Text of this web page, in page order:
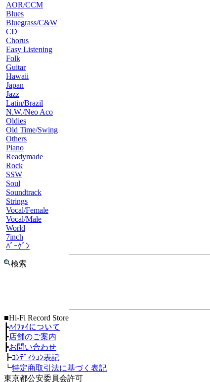
AOR/CCM
Blues
Bluegrass/C&W
CD
Chorus
Easy Listening
Folk
Guitar
Hawaii
Japan
Jazz
Latin/Brazil
N.W./Neo Aco
Oldies
Old Time/Swing
Others
Piano
Readymade
Rock
SSW
Soul
Soundtrack
Strings
Vocal/Female
Vocal/Male
World
7inch
ﾊﾞｰｹﾞﾝ
検索
■Hi-Fi Record Store
┣ﾊｲﾌｧｲについて
┣店舗のご案内
┣お問い合わせ
┣ｺﾝﾃﾞｨｼｮﾝ表記
┗特定商取引法に基づく表記
東京都公安委員会許可